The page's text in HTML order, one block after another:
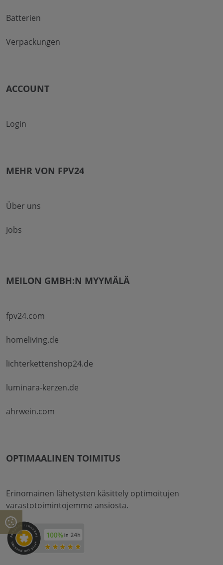
Batterien
Verpackungen
ACCOUNT
Login
MEHR VON FPV24
Über uns
Jobs
MEILON GMBH:N MYYMÄLÄ
fpv24.com
homeliving.de
lichterkettenshop24.de
luminara-kerzen.de
ahrwein.com
OPTIMAALINEN TOIMITUS
Erinomainen lähetysten käsittely optimoitujen
varastotoimintojemme ansiosta.